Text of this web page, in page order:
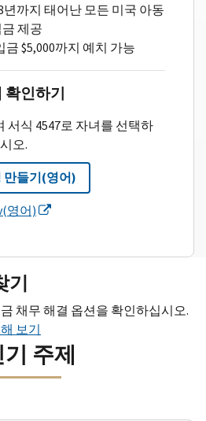
년까지 태어난 모든 미국 아동
제공
$5,000까지 예치 가능
확인하기
서식 4547로 자녀를 선택하
오.
만들기(영어)
영어)
기
채무 해결 옵션을 확인하십시오.
보기
기 주제